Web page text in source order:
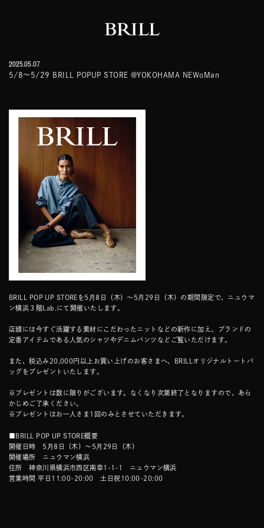
2025.05.07
5/8～5/29 BRILL POPUP STORE @YOKOHAMA NEWoMan
BRILL POP UP STOREを5月8日（木）～5月29日（木）の期間限定で、ニュウマ
ン横浜３階Lab.にて開催いたします。
店頭には今すぐ活躍する素材にこだわったニットなどの新作に加え、ブランドの
定番アイテムである人気のシャツやデニムパンツなどご覧いただけます。
また、税込み20,000円以上お買い上げのお客さまへ、BRILLオリジナルトートバ
ッグをプレゼントいたします。
※プレゼントは数に限りがございます。なくなり次第終了となりますので、あら
かじめご了承ください。
※プレゼントはお一人さま1回のみとさせていただきます。
■BRILL POP UP STORE概要
開催日時 5月8日（木）～5月29日（木）
開催場所 ニュウマン横浜
住所 神奈川県横浜市西区南幸1-1-1 ニュウマン横浜
営業時間 平日11:00-20:00 土日祝10:00-20:00